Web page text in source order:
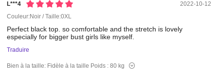
L***4
2022-10-12
Couleur:Noir / Taille:0XL
Perfect blacktop.socomfortableandthestretch is lovely
especiallyfor bigger bustgirls like myself.
Traduire
Bien à la taille: Fidèle à la taille Poids :80 kg